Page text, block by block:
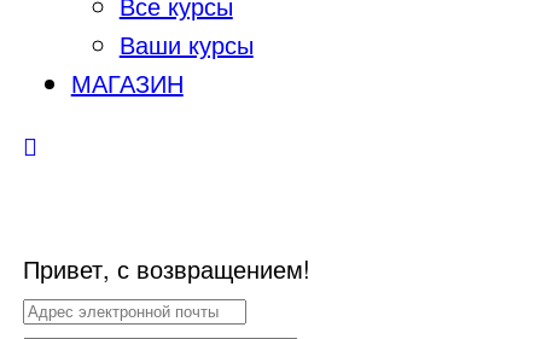
Ваши курсы
МАГАЗИН
Привет, с возвращением!